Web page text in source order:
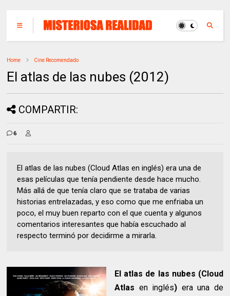
Home Cine Recomendado
El atlas de las nubes (2012)
COMPARTIR:
6
El atlas de las nubes (Cloud Atlas en inglés) era una de
esas películas que tenía pendiente desde hace mucho.
Más allá de que tenía claro que se trataba de varias
historias entrelazadas, y eso como que me enfriaba un
poco, el muy buen reparto con el que cuenta y algunos
comentarios interesantes que había escuchado al
respecto terminó por decidirme a mirarla.
El atlas de las nubes (Cloud
Atlas en inglés) era una de